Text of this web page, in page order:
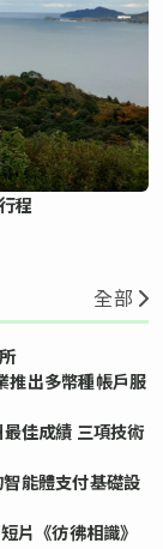
程
全部
出多幣種帳戶服
佳成績 三項技術
能體支付基礎設
《彷彿相識》